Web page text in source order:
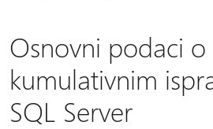
Osnovni podaci o
kumulativnim
SQL Server